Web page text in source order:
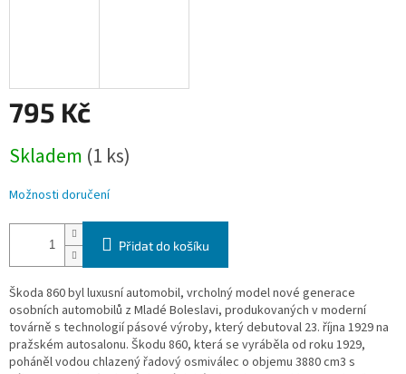
795 Kč
cena:
Skladem (1 ks)
Možnosti doručení
Přidat do košíku
Škoda 860 byl luxusní automobil, vrcholný model nové generace
osobních automobilů z Mladé Boleslavi, produkovaných v moderní
továrně s technologií pásové výroby, který debutoval 23. října 1929 na
pražském autosalonu. Škodu 860, která se vyráběla od roku 1929,
poháněl vodou chlazený řadový osmiválec o objemu 3880 cm3 s